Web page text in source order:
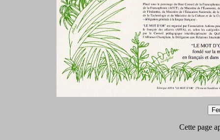
Cette page